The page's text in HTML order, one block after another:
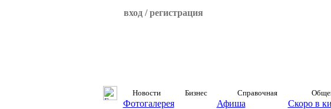
вход / регистрация
Новости Бизнес Справочная
Фотогалерея
Афиша Скоро в